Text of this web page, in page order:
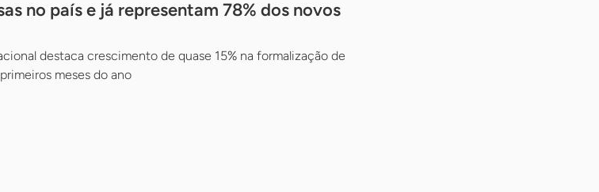
no país e já representam 78% dos novos
destaca crescimento de quase 15% na formalização de
meses do ano